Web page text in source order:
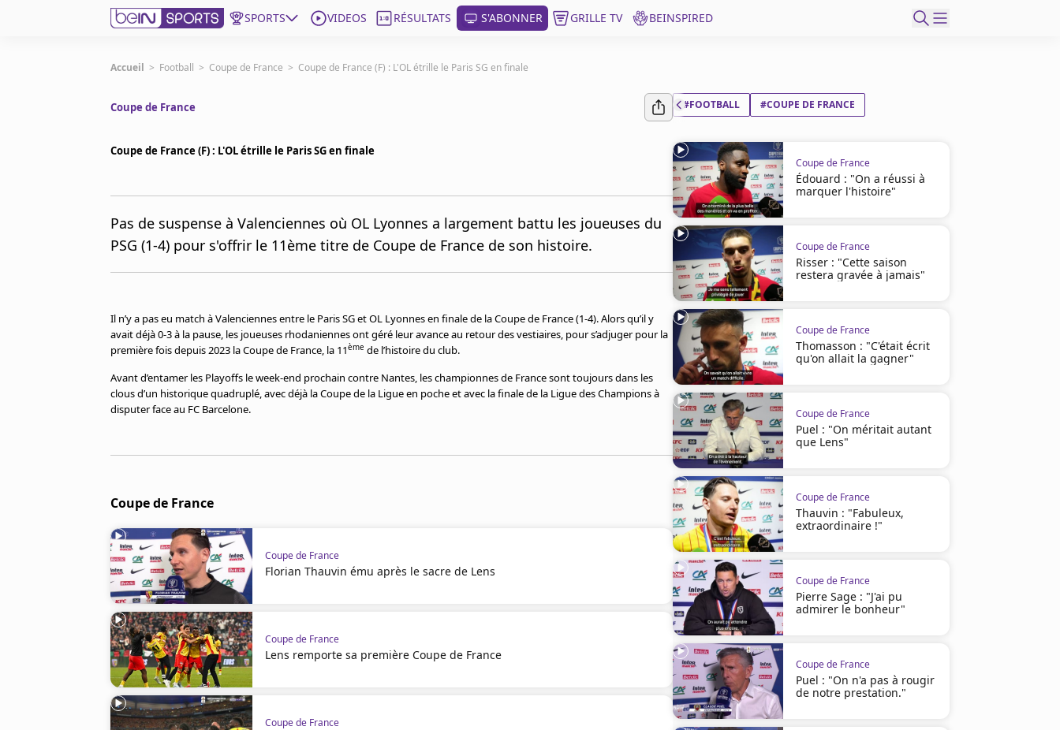
SPORTS VIDEOS RÉSULTATS S'ABONNER GRILLE TV BEINSPIRED
beIN SPORTS CONNECT
France
Gérer les notifications
Contactez nous
Mentions légales
Protection des données
Paramétrer mon consentement
Accueil > Football > Coupe de France > Coupe de France (F) : L'OL étrille le Paris SG en finale
Coupe de France
Coupe de France (F) : L'OL étrille le Paris SG en finale
Pas de suspense à Valenciennes où OL Lyonnes a largement battu les joueuses du
PSG (1-4) pour s'offrir le 11ème titre de Coupe de France de son histoire.
Il n’y a pas eu match à Valenciennes entre le Paris SG et OL Lyonnes en finale de la Coupe de France (1-4). Alors qu’il y
avait déjà 0-3 à la pause, les joueuses rhodaniennes ont géré leur avance au retour des vestiaires, pour s’adjuger pour la
première fois depuis 2023 la Coupe de France, la 11ème de l’histoire du club.
Avant d’entamer les Playoffs le week-end prochain contre Nantes, les championnes de France sont toujours dans les
clous d’un historique quadruplé, avec déjà la Coupe de la Ligue en poche et avec la finale de la Ligue des Champions à
disputer face au FC Barcelone.
Coupe de France
Coupe de France
Florian Thauvin ému après le sacre de Lens
Coupe de France
Lens remporte sa première Coupe de France
Coupe de France
#FOOTBALL #COUPE DE FRANCE
Coupe de France
Édouard : "On a réussi à
marquer l'histoire"
Coupe de France
Risser : "Cette saison
restera gravée à jamais"
Coupe de France
Thomasson : "C'était écrit
qu'on allait la gagner"
Coupe de France
Puel : "On méritait autant
que Lens"
Coupe de France
Thauvin : "Fabuleux,
extraordinaire !"
Coupe de France
Pierre Sage : "J'ai pu
admirer le bonheur"
Coupe de France
Puel : "On n'a pas à rougir
de notre prestation."